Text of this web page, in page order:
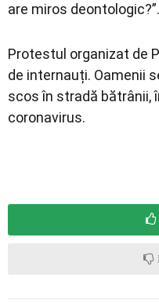
are miros deontologic?”.
Protestul organizat de
de internauți. Oamenii
scos în stradă bătrânii,
coronavirus.